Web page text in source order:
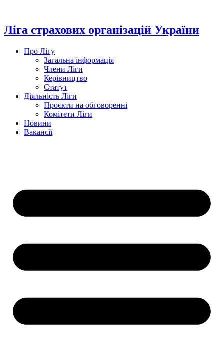
вмісту
Ліга страхових організацій України
Про Лігу
Загальна інформація
Члени Ліги
Керівництво
Статут
Діяльність Ліги
Проєкти на обговоренні
Комітети Ліги
Новини
Вакансії